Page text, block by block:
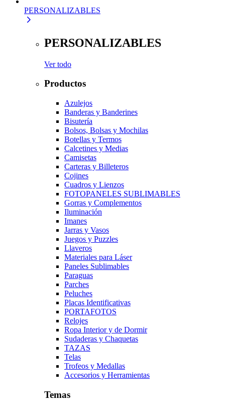
PERSONALIZABLES
PERSONALIZABLES
Ver todo
Productos
Azulejos
Banderas y Banderines
Bisutería
Bolsos, Bolsas y Mochilas
Botellas y Termos
Calcetines y Medias
Camisetas
Carteras y Billeteros
Cojines
Cuadros y Lienzos
FOTOPANELES SUBLIMABLES
Gorras y Complementos
Iluminación
Imanes
Jarras y Vasos
Juegos y Puzzles
Llaveros
Materiales para Láser
Paneles Sublimables
Paraguas
Parches
Peluches
Placas Identificativas
PORTAFOTOS
Relojes
Ropa Interior y de Dormir
Sudaderas y Chaquetas
TAZAS
Telas
Trofeos y Medallas
Accesorios y Herramientas
Temas